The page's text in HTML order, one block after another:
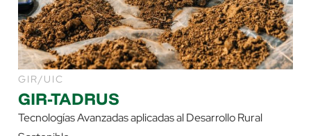
GIR/UIC
GIR-TADRUS
Tecnologías Avanzadas aplicadas al Desarrollo Rural